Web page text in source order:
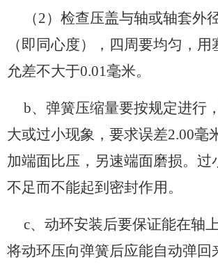
（2）检查压盖与轴或轴套外
（即同心度），四周要均匀，
允差不大于0.01毫米。
b、弹簧压缩量要按规定进行
大或过小现象，要求误差2.00毫
加端面比压，另速端面磨损。过
不足而不能起到密封作用。
c、动环安装后要保证能在轴
将动环压向弹簧后应能自动弹回